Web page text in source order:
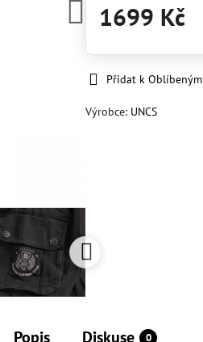
1699 Kč
Přidat k Oblíbeným
Výrobce: UNCS
Popis Diskuse 0